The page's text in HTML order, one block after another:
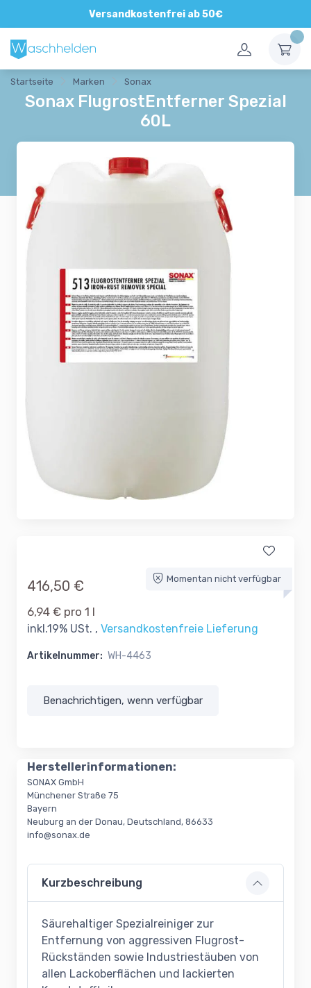
Versandkostenfrei ab 50€
Direkte und persönliche Beratung
Startseite Marken Sonax
Sonax FlugrostEntferner Spezial
60L
Momentan nicht verfügbar
416,50 €
6,94 € pro 1 l
inkl.19% USt. , Versandkostenfreie Lieferung
Artikelnummer: WH-4463
Benachrichtigen, wenn verfügbar
Herstellerinformationen:
SONAX GmbH
Münchener Straße 75
Bayern
Neuburg an der Donau, Deutschland, 86633
info@sonax.de
Kurzbeschreibung
Säurehaltiger Spezialreiniger zur
Entfernung von aggressiven Flugrost-
Rückständen sowie Industriestäuben von
allen Lackoberflächen und lackierten